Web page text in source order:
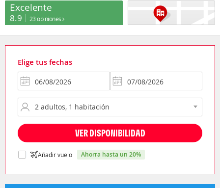
Excelente
8.9 23 opiniones
Elige tus fechas
VER DISPONIBILIDAD
Añadir vuelo ahorra hasta un 20%